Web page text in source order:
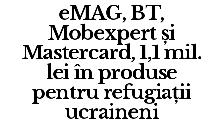
eMAG, BT,
Mobexpert și
Mastercard, 1,1 mil.
lei în produse
pentru refugiații
ucraineni